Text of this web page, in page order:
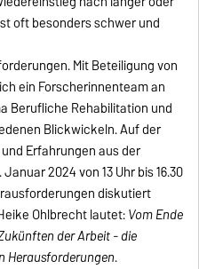
oft besonders schwer und
Mit Beteiligung von
ein Forscherinnenteam an
Berufliche Rehabilitation und
Blickwickeln. Auf der
Erfahrungen aus der
2024 von 13 Uhr bis 16.30
diskutiert
Ohlbrecht lautet:Vom Ende
der Arbeit - die
Herausforderungen.